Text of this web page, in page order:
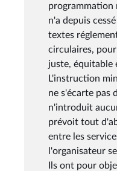
programmation
n'a depuis
textes
circulaires,
juste, équitable
L'instruction
ne s'écarte pas
n'introduit
prévoit tout
entre les
l'organisateur
Ils ont pour